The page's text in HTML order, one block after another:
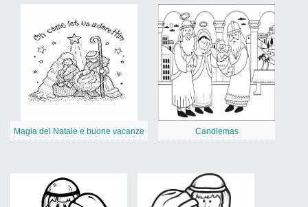
Magia del Natale e buone vacanze Candlemas